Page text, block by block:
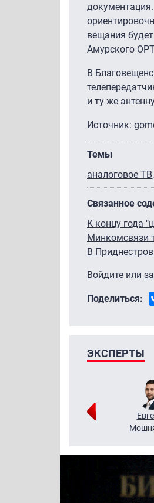
вещания
Амурского
В
и ту же
Источник:
Темы
аналоговое ТВ
Связанное
К концу года
Минкомсвязи
В
Войдите или
Поделиться:
ЭКСПЕРТЫ